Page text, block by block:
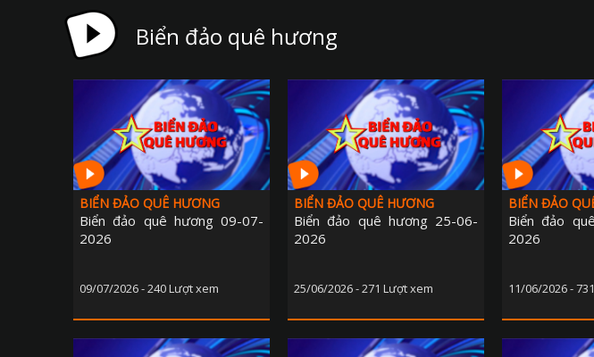
Biển đảo quê hương
BIỂN ĐẢO QUÊ HƯƠNG
Biển đảo quê hương 09-07-
2026
09/07/2026 - 240 Lượt xem
BIỂN ĐẢO QUÊ HƯƠNG
Biển đảo quê hương 25-06-
2026
25/06/2026 - 271 Lượt xem
BIỂN ĐẢO
Biển đảo
2026
11/06/2026 -